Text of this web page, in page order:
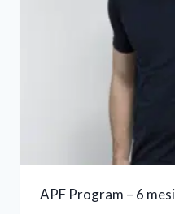
APF Program – 6 mesi